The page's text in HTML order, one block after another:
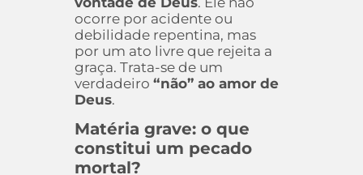
ocorre por acidente ou
debilidade repentina, mas
por um ato livre que rejeita a
graça. Trata-se de um
verdadeiro“não” ao amor de
Deus.
Matéria grave: o que
constitui um pecado
mortal?